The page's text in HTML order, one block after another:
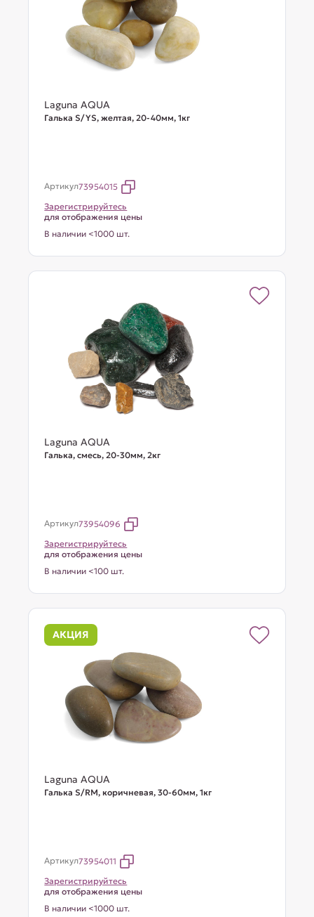
Laguna AQUA
Галька S/YS, желтая, 20-40мм, 1кг
Артикул73954015
Зарегистрируйтесь
для отображения цены
В наличии <1000 шт.
Laguna AQUA
Галька, смесь, 20-30мм, 2кг
Артикул73954096
Зарегистрируйтесь
для отображения цены
В наличии <100 шт.
АКЦИЯ
Laguna AQUA
Галька S/RM, коричневая, 30-60мм, 1кг
Артикул73954011
Зарегистрируйтесь
для отображения цены
В наличии <1000 шт.